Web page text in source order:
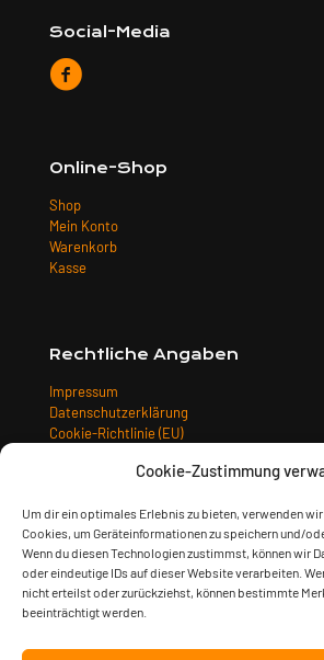
Cookie-Zustimmung
Um dir ein optimales Erlebnis zu bieten, verwenden
Cookies, um Geräteinformationen zu speichern und/
Wenn du diesen Technologien zustimmst, können wir
oder eindeutige IDs auf dieser Website verarbeiten.
nicht erteilst oder zurückziehst, können bestimmte
beeinträchtigt werden.
Social-Media
Online-Shop
Shop
Mein Konto
Warenkorb
Kasse
Rechtliche Angaben
Impressum
Datenschutzerklärung
Cookie-Richtlinie (EU)
Widerrufsbelehrung
Zahlungsarten